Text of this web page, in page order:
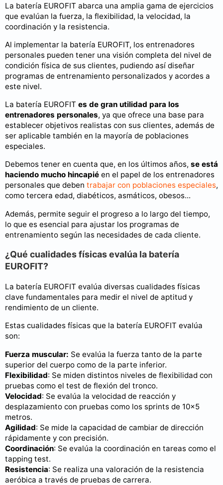
La batería EUROFIT abarca una amplia gama de ejercicios
que evalúan la fuerza, la flexibilidad, la velocidad, la
coordinación y la resistencia.
Al implementar la batería EUROFIT, los entrenadores
personales pueden tener una visión completa del nivel de
condición física de sus clientes, pudiendo así diseñar
programas de entrenamiento personalizados y acordes a
este nivel.
La batería EUROFIT es de gran utilidad para los
entrenadores personales, ya que ofrece una base para
establecer objetivos realistas con sus clientes, además de
ser aplicable también en la mayoría de poblaciones
especiales.
Debemos tener en cuenta que, en los últimos años, se está
haciendo mucho hincapié en el papel de los entrenadores
personales que deben trabajar con poblaciones especiales,
como tercera edad, diabéticos, asmáticos, obesos...
Además, permite seguir el progreso a lo largo del tiempo,
lo que es esencial para ajustar los programas de
entrenamiento según las necesidades de cada cliente.
¿Qué cualidades físicas evalúa la batería
EUROFIT?
La batería EUROFIT evalúa diversas cualidades físicas
clave fundamentales para medir el nivel de aptitud y
rendimiento de un cliente.
Estas cualidades físicas que la batería EUROFIT evalúa
son:
Fuerza muscular: Se evalúa la fuerza tanto de la parte
superior del cuerpo como de la parte inferior.
Flexibilidad: Se miden distintos niveles de flexibilidad con
pruebas como el test de flexión del tronco.
Velocidad: Se evalúa la velocidad de reacción y
desplazamiento con pruebas como los sprints de 10x5
metros.
Agilidad: Se mide la capacidad de cambiar de dirección
rápidamente y con precisión.
Coordinación: Se evalúa la coordinación en tareas como el
tapping test.
Resistencia: Se realiza una valoración de la resistencia
aeróbica a través de pruebas de carrera.